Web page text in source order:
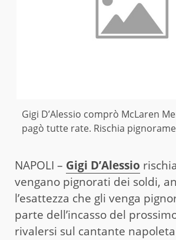
Gigi D’Alessio comprò McLaren
pagò tutte rate. Rischia
NAPOLI – Gigi D’Alessio
vengano pignorati dei soldi,
l’esattezza che gli venga
parte dell’incasso del
rivalersi sul cantante